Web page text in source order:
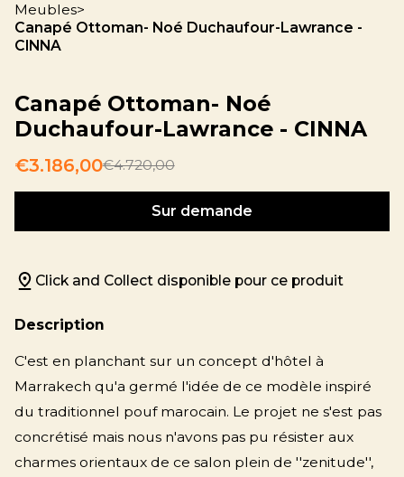
Meubles>
Canapé Ottoman- Noé Duchaufour-Lawrance -
CINNA
Canapé Ottoman- Noé
Duchaufour-Lawrance - CINNA
€3.186,00€4.720,00
Sur demande
Click and Collect disponible pour ce produit
Description
C'est en planchant sur un concept d'hôtel à
Marrakech qu'a germé l'idée de ce modèle inspiré
du traditionnel pouf marocain. Le projet ne s'est pas
concrétisé mais nous n'avons pas pu résister aux
charmes orientaux de ce salon plein de ''zenitude'',